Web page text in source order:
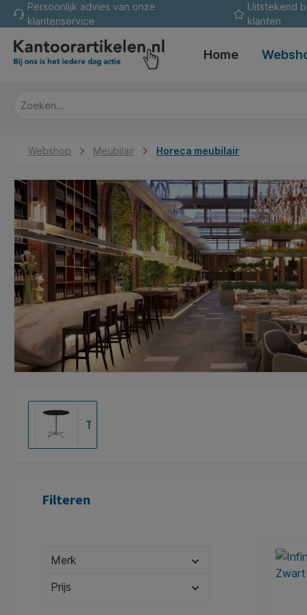
Ga naar de hoofdnavigatie
Persoonlijk advies van onze
klantenservice
Uitstekend
klanten
Home
Webshop Meubilair Horeca meubilair
Tafels
Filteren
Merk
Prijs